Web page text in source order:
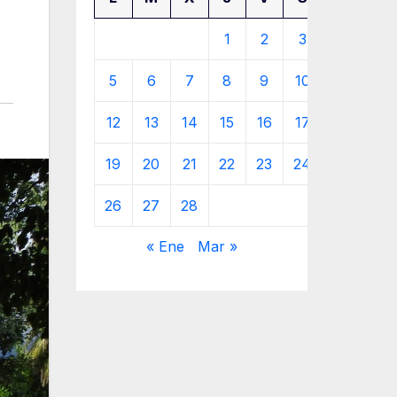
1 2 3
5 6 7 8 9 10
12 13 14 15 16 17
19 20 21 22 23 24
26 27 28
« Ene Mar »